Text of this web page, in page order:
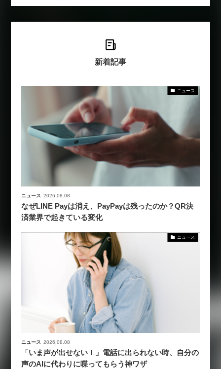
新着記事
ニュース
ニュース 2026.08.08
なぜLINE Payは消え、PayPayは残ったのか？QR決
済業界で起きている変化
ニュース
ニュース 2026.08.08
「いま声が出せない！」電話に出られない時、自分の
声のAIに代わりに喋ってもらう神ワザ